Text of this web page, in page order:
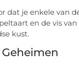
dat je enkele van
en de vis
kust.